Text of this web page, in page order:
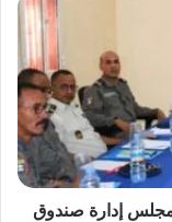
لمجلس إدارة صندوق